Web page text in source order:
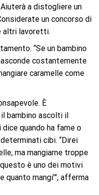
a distogliere un
un concorso di
altri lavoretti.
“Se un bambino
costantemente
caramelle come
È
bambino ascolti il
quando ha fame o
cibi. “Direi
ma mangiarne troppe
è uno dei motivi
quanto mangi'”, afferma